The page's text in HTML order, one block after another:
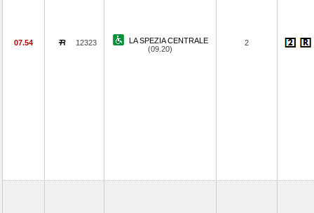
07.54 12323
LA SPEZIA CENTRALE
(09.20)
2